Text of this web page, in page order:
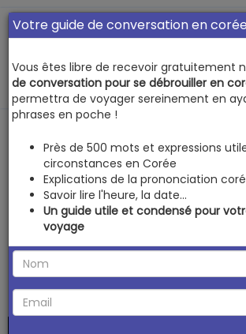
Cours de coréen᚛ Niveau 2 - Le
débutants #1 (Leçons 31 à 60)
situer dans l’espace en coréen
Se situer
l’espace en
Votre guide de conversation en
Vous êtes libre de recevoir gratuitement
de conversation pour se débrouiller en
permettra de voyager sereinement en
phrases en poche !
Près de 500 mots et expressions
circonstances en Corée
Explications de la prononciation
Savoir lire l'heure, la date...
Un guide utile et condensé pour
voyage